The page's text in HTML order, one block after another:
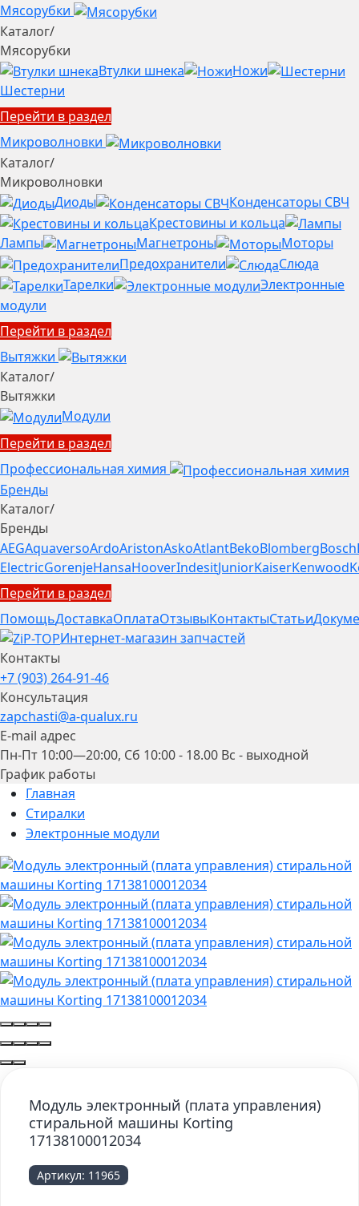
Мясорубки
Каталог/
Мясорубки
Втулки шнека
Ножи
Шестерни
Перейти в раздел
Микроволновки
Каталог/
Микроволновки
Диоды
Конденсаторы СВЧ
Крестовины и кольца
Лампы
Магнетроны
Моторы
Предохранители
Слюда
Тарелки
Электронные
модули
Перейти в раздел
Вытяжки
Каталог/
Вытяжки
Модули
Перейти в раздел
Профессиональная химия
Бренды
Каталог/
Бренды
AEGAquaversoArdoAristonAskoAtlantBekoBlombergBosch
ElectricGorenjeHansaHooverIndesitJuniorKaiserKenwood
Перейти в раздел
ПомощьДоставкаОплатаОтзывыКонтактыСтатьи
Интернет-магазин запчастей
Контакты
+7 (903) 264-91-46
Консультация
zapchasti@a-qualux.ru
E-mail адрес
Пн-Пт 10:00—20:00, Сб 10:00 - 18.00 Вс - выходной
График работы
Главная
Стиралки
Электронные модули
Модуль электронный (плата управления)
стиральной машины Korting
17138100012034
Артикул: 11965